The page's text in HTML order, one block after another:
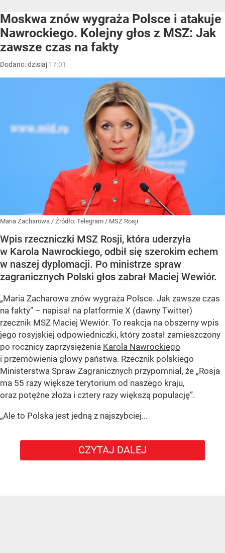
Moskwa znów wygraża Polsce i atakuje
Nawrockiego. Kolejny głos z MSZ: Jak
zawsze czas na fakty
Dodano:dzisiaj 17:01
Maria Zacharowa / Źródło: Telegram / MSZ Rosji
Wpis rzeczniczki MSZ Rosji, która uderzyła
w Karola Nawrockiego, odbił się szerokim echem
w naszej dyplomacji. Po ministrze spraw
zagranicznych Polski głos zabrał Maciej Wewiór.
„Maria Zacharowa znów wygraża Polsce. Jak zawsze czas
na fakty” – napisał na platformie X (dawny Twitter)
rzecznik MSZ Maciej Wewiór. To reakcja na obszerny wpis
jego rosyjskiej odpowiedniczki, który został zamieszczony
po rocznicy zaprzysiężenia Karola Nawrockiego
i przemówienia głowy państwa. Rzecznik polskiego
Ministerstwa Spraw Zagranicznych przypomniał, że „Rosja
ma 55 razy większe terytorium od naszego kraju,
oraz potężne złoża i cztery razy większą populację”.
„Ale to Polska jest jedną z najszybciej...
CZYTAJ DALEJ